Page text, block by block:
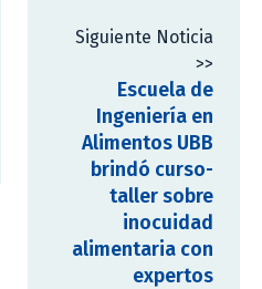
Siguiente Noticia
>>
Escuela de
Ingeniería en
Alimentos UBB
brindó curso-
taller sobre
inocuidad
alimentaria con
expertos